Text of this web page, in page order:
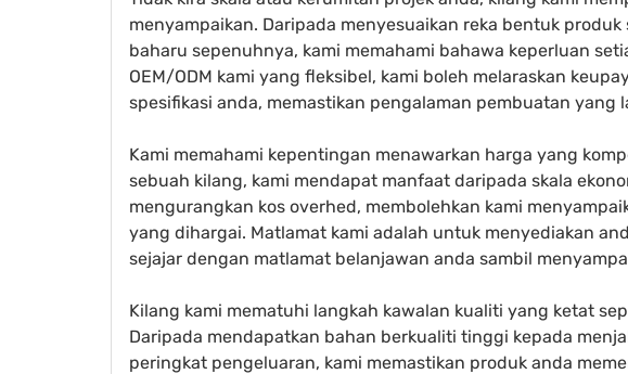
menyampaikan. Daripada menyesuaikan reka bentuk
baharu sepenuhnya, kami memahami bahawa keperluan
OEM/ODM kami yang fleksibel, kami boleh melaraskan
spesifikasi anda, memastikan pengalaman pembuatan yang
Kami memahami kepentingan menawarkan harga yang
sebuah kilang, kami mendapat manfaat daripada skala
mengurangkan kos overhed, membolehkan kami
yang dihargai. Matlamat kami adalah untuk menyediakan
sejajar dengan matlamat belanjawan anda sambil
Kilang kami mematuhi langkah kawalan kualiti yang ketat
Daripada mendapatkan bahan berkualiti tinggi kepada
peringkat pengeluaran, kami memastikan produk anda